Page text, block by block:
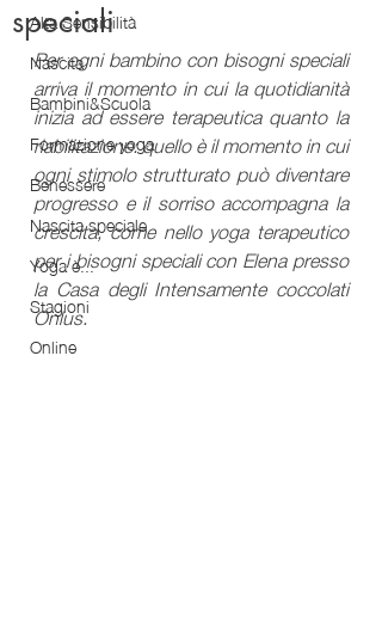
Alta Sensibilità
Nascita
Bambini&Scuola
Formazione yoga
Benessere
Nascita speciale
Yoga è...
Stagioni
Online
speciali
Per ogni bambino con bisogni speciali
arriva il momento in cui la quotidianità
inizia ad essere terapeutica quanto la
riabilitazione: quello è il momento in cui
ogni stimolo strutturato può diventare
progresso e il sorriso accompagna la
crescita, come nello yoga terapeutico
per i bisogni speciali con Elena presso
la Casa degli Intensamente coccolati
Onlus.